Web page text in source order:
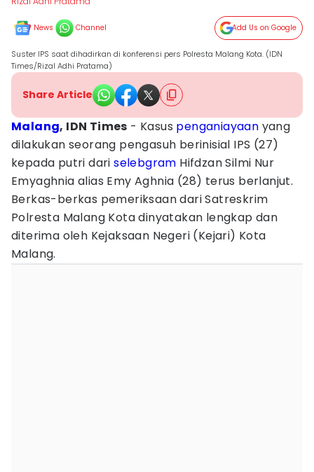
News Channel Add Us on Google
Suster IPS saat dihadirkan di konferensi pers Polresta Malang Kota. (IDN
Times/Rizal Adhi Pratama)
Share Article
Malang, IDN Times - Kasus penganiayaan yang
dilakukan seorang pengasuh berinisial IPS (27)
kepada putri dariselebgram Hifdzan Silmi Nur
Emyaghnia alias Emy Aghnia (28) terus berlanjut.
Berkas-berkas pemeriksaan dari Satreskrim
Polresta Malang Kota dinyatakan lengkap dan
diterima oleh Kejaksaan Negeri (Kejari) Kota
Malang.